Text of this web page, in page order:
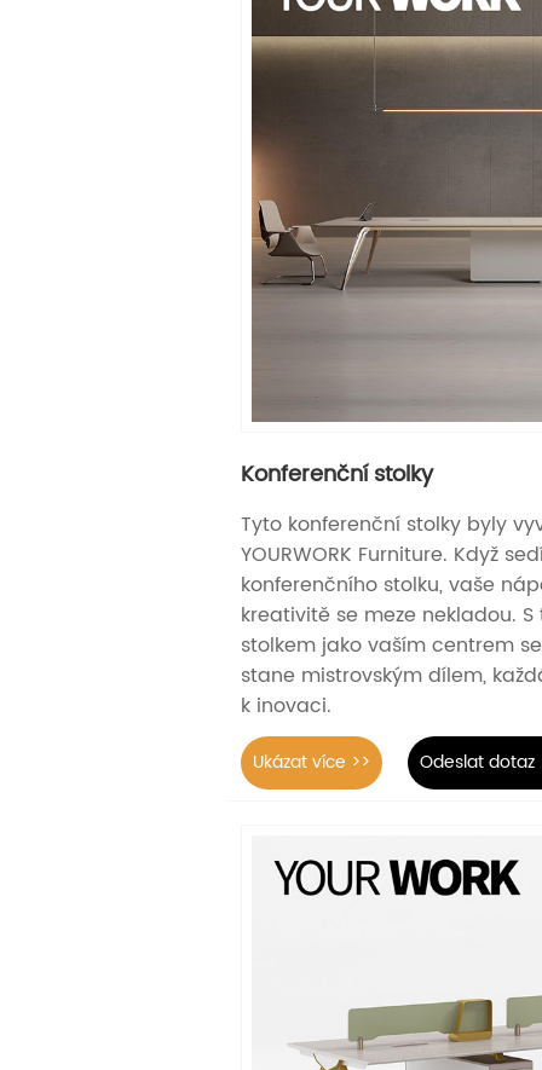
Konferenční stolky
Tyto konferenční stolky byly
YOURWORK Furniture. Když
konferenčního stolku, vaše
kreativitě se meze nekladou.
stolkem jako vaším centrem
stane mistrovským dílem,
k inovaci.
Ukázat více >> Odeslat dotaz